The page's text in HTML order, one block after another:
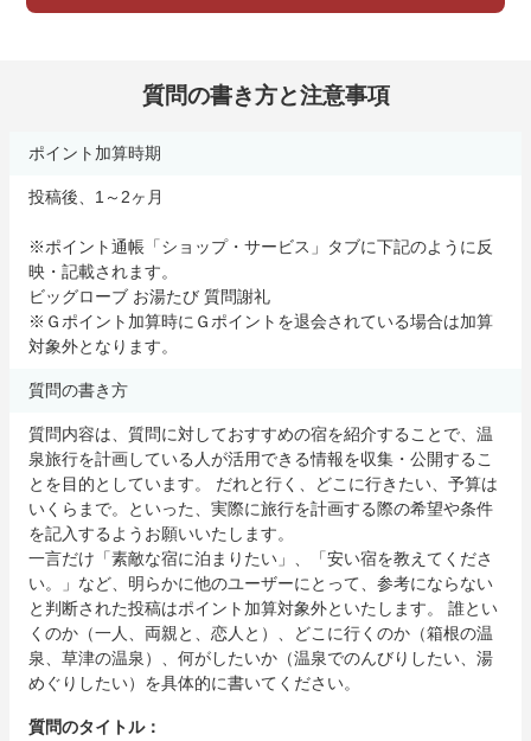
質問の書き方と注意事項
ポイント加算時期
投稿後、1～2ヶ月
※ポイント通帳「ショップ・サービス」タブに下記のように反
映・記載されます。
ビッグローブ お湯たび 質問謝礼
※Ｇポイント加算時にＧポイントを退会されている場合は加算
対象外となります。
質問の書き方
質問内容は、質問に対しておすすめの宿を紹介することで、温
泉旅行を計画している人が活用できる情報を収集・公開するこ
とを目的としています。 だれと行く、どこに行きたい、予算は
いくらまで。といった、実際に旅行を計画する際の希望や条件
を記入するようお願いいたします。
一言だけ「素敵な宿に泊まりたい」、「安い宿を教えてくださ
い。」など、明らかに他のユーザーにとって、参考にならない
と判断された投稿はポイント加算対象外といたします。 誰とい
くのか（一人、両親と、恋人と）、どこに行くのか（箱根の温
泉、草津の温泉）、何がしたいか（温泉でのんびりしたい、湯
めぐりしたい）を具体的に書いてください。
質問のタイトル：